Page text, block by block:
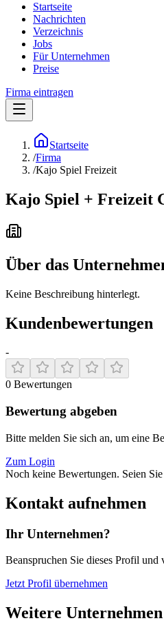
Startseite
Nachrichten
Verzeichnis
Jobs
Für Unternehmen
Preise
Firma eintragen
Startseite
/Firma
/Kajo Spiel Freizeit
Kajo Spiel + Freizeit
Über das
Keine Beschreibung hinterlegt.
Kundenbewertungen
-
0 Bewertungen
Bewertung abgeben
Bitte melden Sie sich an, um eine
Zum Login
Noch keine Bewertungen. Seien
Kontakt aufnehmen
Ihr Unternehmen?
Beanspruchen Sie dieses Profil
Jetzt Profil übernehmen
Weitere